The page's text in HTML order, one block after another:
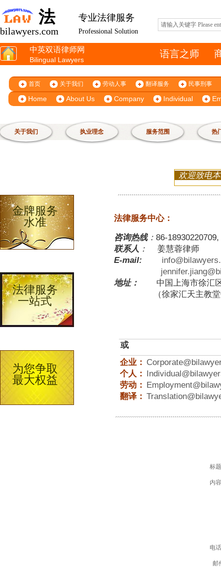
法 专业法律服务
Professional Solution
bilawyers.com
中英双语律师网
Bilingual Lawyers
语言之师
首页 关于我们 劳动人事 翻译服务 民事刑事
Home About Us Company Individual
执业理念
关于我们 服务范围 热
欢迎致电
金牌服务
水准
法律服务中心：
咨询热线： 86-
联系人 ： 姜慧蓉律师
E-mail:
地址：
中国上海市徐汇区
（徐家汇天主教堂旁边
法律服务
一站式
或
企业：
个人：
劳动：
翻译：
为您争取
最大权益
标
内
电
邮